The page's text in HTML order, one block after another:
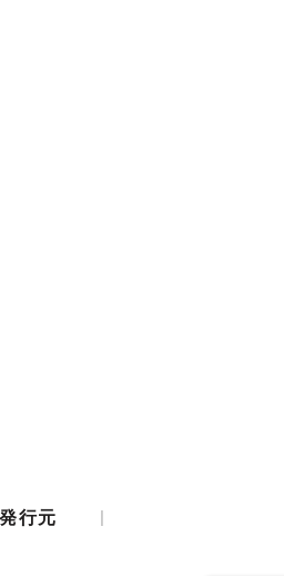
発行元 |